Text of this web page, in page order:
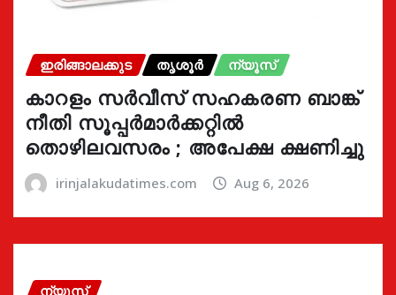
ഇരിങ്ങാലക്കുട തൃശൂർ ന്യൂസ്
കാറളം സർവീസ് സഹകരണ ബാങ്ക്
നീതി സൂപ്പർമാർക്കറ്റിൽ
തൊഴിലവസരം ; അപേക്ഷ ക്ഷണിച്ചു
irinjalakudatimes.com Aug 6, 2026
ന്യൂസ്